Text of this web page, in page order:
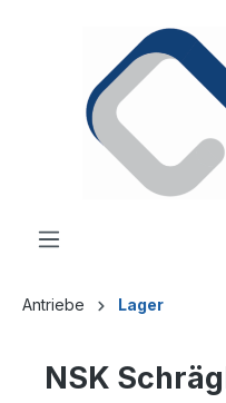
Antriebe Lager
NSK